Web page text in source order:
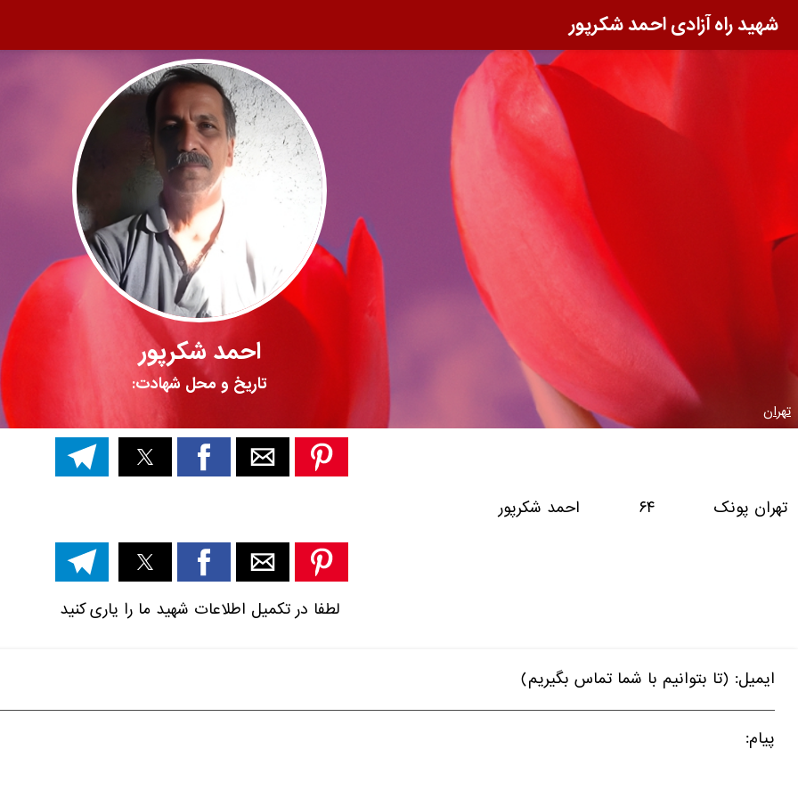
شهید راه آزادی احمد شکرپور
احمد شکرپور
تاریخ و محل شهادت:
تهران
تهران پونک ۶۴ احمد شکرپور
لطفا در تکمیل اطلاعات شهید ما را یاری کنید
ایمیل: (تا بتوانیم با شما تماس بگیریم)
پیام: